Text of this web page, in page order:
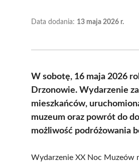
Data dodania: 13 maja 2026 r.
W sobotę, 16 maja 2026
Drzonowie. Wydarzenie
mieszkańców,
muzeum oraz powrót do
możliwość podróżowania
Wydarzenie XX Noc Muzeów